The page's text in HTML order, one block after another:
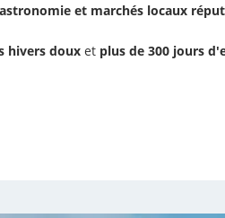
et marchés locaux
hivers doux et plus de 300 jours